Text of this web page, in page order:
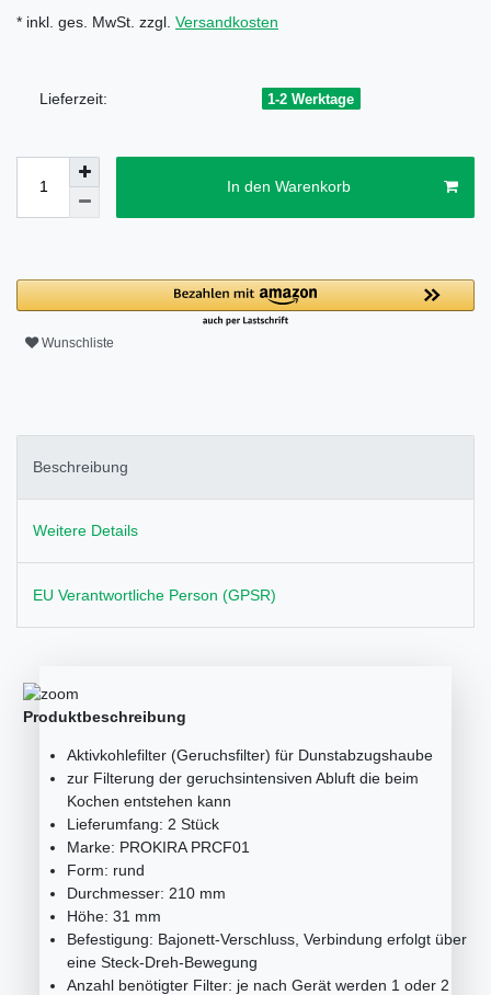
* inkl. ges. MwSt. zzgl. Versandkosten
Lieferzeit: 1-2 Werktage
In den Warenkorb
Wunschliste
Beschreibung
Weitere Details
EU Verantwortliche Person (GPSR)
Produktbeschreibung
Aktivkohlefilter (Geruchsfilter) für Dunstabzugshaube
zur Filterung der geruchsintensiven Abluft die beim
Kochen entstehen kann
Lieferumfang: 2 Stück
Marke: PROKIRA PRCF01
Form: rund
Durchmesser: 210 mm
Höhe: 31 mm
Befestigung: Bajonett-Verschluss, Verbindung erfolgt über
eine Steck-Dreh-Bewegung
Anzahl benötigter Filter: je nach Gerät werden 1 oder 2